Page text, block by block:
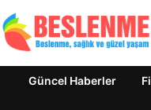
Güncel Haberler